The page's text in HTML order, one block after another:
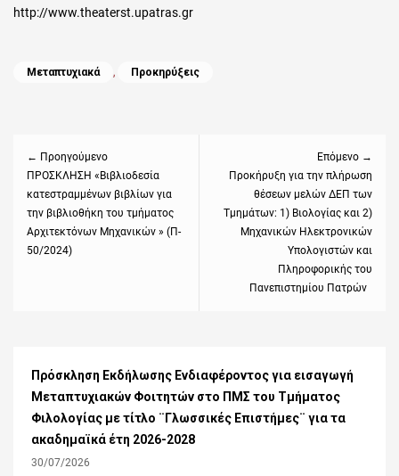
http://www.theaterst.upatras.gr
Categories
Μεταπτυχιακά , Προκηρύξεις
← Προηγούμενο
Previous
post:
ΠΡΟΣΚΛΗΣΗ «Βιβλιοδεσία
κατεστραμμένων βιβλίων για
την βιβλιοθήκη του τμήματος
Αρχιτεκτόνων Μηχανικών » (Π-
50/2024)
Επόμενο →
NextΠροκήρυξη για την πλήρωση
θέσεων μελών ΔΕΠ των
Τμημάτων: 1) Βιολογίας και 2)
Μηχανικών Ηλεκτρονικών
Υπολογιστών και
Πληροφορικής του
Πανεπιστημίου Πατρών
Πρόσκληση Εκδήλωσης Ενδιαφέροντος για εισαγωγή
Μεταπτυχιακών Φοιτητών στο ΠΜΣ του Τμήματος
Φιλολογίας με τίτλο ¨Γλωσσικές Επιστήμες¨ για τα
ακαδημαϊκά έτη 2026-2028
30/07/2026